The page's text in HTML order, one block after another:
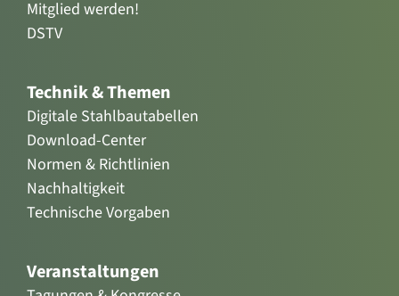
Mitglied werden!
DSTV
Technik & Themen
Digitale Stahlbautabellen
Download-Center
Normen & Richtlinien
Nachhaltigkeit
Technische Vorgaben
Veranstaltungen